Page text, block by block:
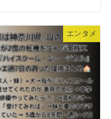
エンタメ